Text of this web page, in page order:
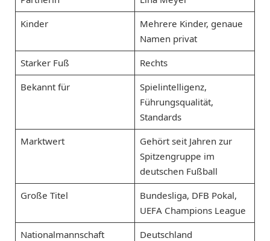
Kinder
Mehrere Kinder, genaue
Namen privat
Starker Fuß
Rechts
Bekannt für
Spielintelligenz,
Führungsqualität,
Standards
Marktwert
Gehört seit Jahren zur
Spitzengruppe im
deutschen Fußball
Große Titel
Bundesliga, DFB Pokal,
UEFA Champions League
Nationalmannschaft
Deutschland